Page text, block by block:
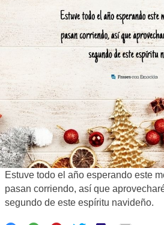
Estuve todo el año esperando este
pasan corriendo, así que
segundo de este espíritu navideño.